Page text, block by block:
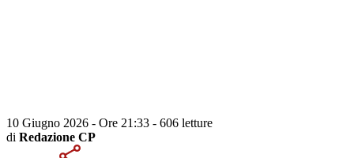
10 Giugno 2026 - Ore 21:33 - 606 letture
di Redazione CP